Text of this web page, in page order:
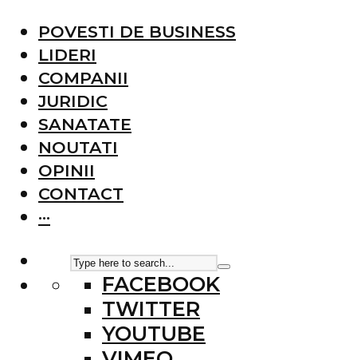
POVESTI DE BUSINESS
LIDERI
COMPANII
JURIDIC
SANATATE
NOUTATI
OPINII
CONTACT
···
FACEBOOK
TWITTER
YOUTUBE